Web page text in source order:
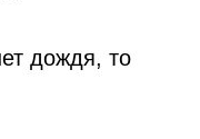
дождя, то